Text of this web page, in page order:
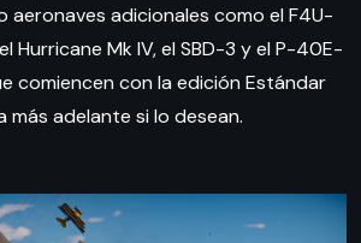
aeronaves adicionales como el F4U-
Hurricane Mk IV, el SBD-3 y el P-40E-
comiencen con la edición Estándar
adelante si lo desean.